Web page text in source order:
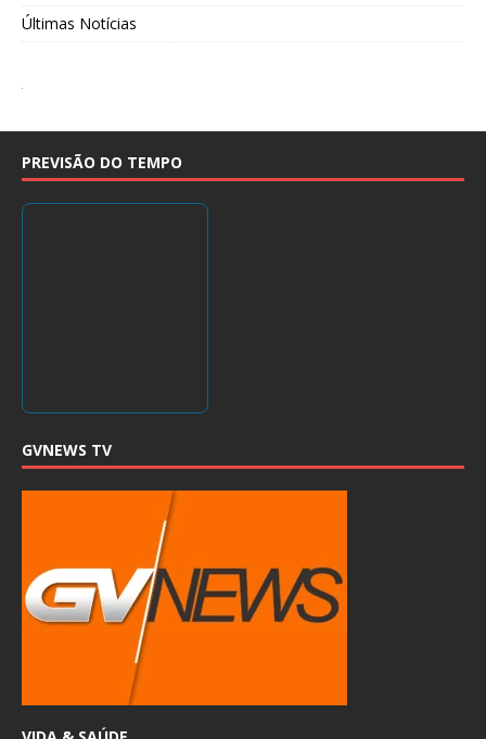
Últimas Notícias
PREVISÃO DO TEMPO
GVNEWS TV